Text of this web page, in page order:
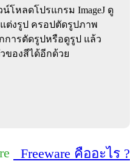
น์โหลดโปรแกรม ImageJ ดู
ต่งรูป ครอปตัดรูปภาพ
การตัดรูปหรือดูรูป แล้ว
ของสีได้อีกด้วย
Freeware คืออะไร ?